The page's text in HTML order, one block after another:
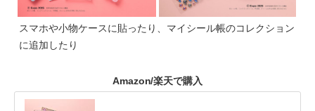
スマホや小物ケースに貼ったり、マイシール帳のコレクション
に追加したり
Amazon/楽天で購入